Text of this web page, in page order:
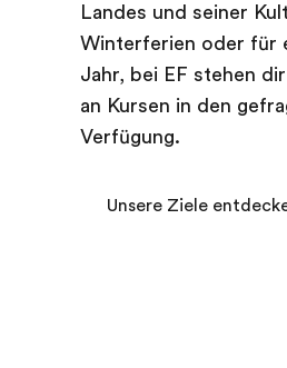
Landes und seiner
Winterferien oder für
Jahr, bei EF stehen
an Kursen in den
Verfügung.
Unsere Ziele